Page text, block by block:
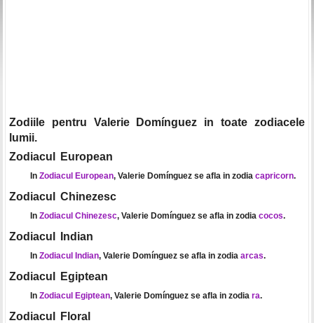
Zodiile pentru Valerie Domínguez in toate zodiacele
lumii.
Zodiacul European
In Zodiacul European, Valerie Domínguez se afla in zodia capricorn.
Zodiacul Chinezesc
In Zodiacul Chinezesc, Valerie Domínguez se afla in zodia cocos.
Zodiacul Indian
In Zodiacul Indian, Valerie Domínguez se afla in zodia arcas.
Zodiacul Egiptean
In Zodiacul Egiptean, Valerie Domínguez se afla in zodia ra.
Zodiacul Floral